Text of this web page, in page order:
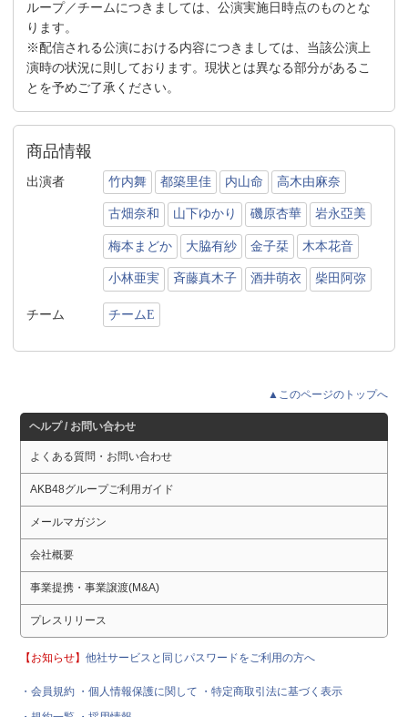
ループ／チームにつきましては、公演実施日時点のものとな
ります。
※配信される公演における内容につきましては、当該公演上
演時の状況に則しております。現状とは異なる部分があるこ
とを予めご了承ください。
商品情報
出演者 竹内舞 都築里佳 内山命 高木由麻奈
古畑奈和 山下ゆかり 磯原杏華 岩永亞美
梅本まどか 大脇有紗 金子栞 木本花音
小林亜実 斉藤真木子 酒井萌衣 柴田阿弥
チーム チームE
▲このページのトップへ
ヘルプ / お問い合わせ
よくある質問・お問い合わせ
AKB48グループご利用ガイド
メールマガジン
会社概要
事業提携・事業譲渡(M&A)
プレスリリース
【お知らせ】他社サービスと同じパスワードをご利用の方へ
・会員規約 ・個人情報保護に関して
・特定商取引法に基づく表示